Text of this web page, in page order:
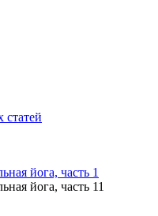
йога, часть 1
йога, часть 11